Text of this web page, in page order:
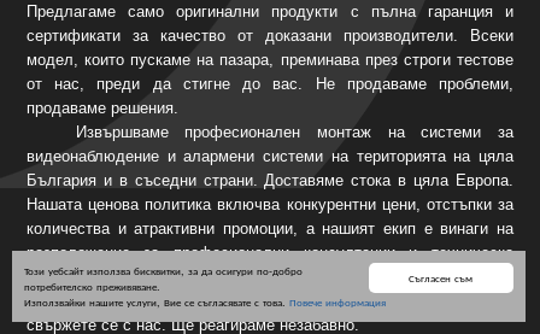
Съгласен съм
Този уебсайт използва бисквитки, за да осигури по-добро
потребителско преживяване.
Използвайки нашите услуги, Вие се съгласявате с това. Повече информация
Предлагаме само оригинални продукти с пълна гаранция и
сертификати за качество от доказани производители. Всеки
модел, които пускаме на пазара, преминава през строги тестове
от нас, преди да стигне до вас. Не продаваме проблеми,
продаваме решения.
Извършваме професионален монтаж на системи за
видеонаблюдение и алармени системи на територията на цяла
България и в съседни страни. Доставяме стока в цяла Европа.
Нашата ценова политика включва конкурентни цени, отстъпки за
количества и атрактивни промоции, а нашият екип е винаги на
разположение за професионални консултации и техническа
поддръжка. За нас е приоритет, клиентите ни да нямат проблеми
и негативни изживявания с нас. Ако имате нужда от съдействие,
свържете се с нас. Ще реагираме незабавно.